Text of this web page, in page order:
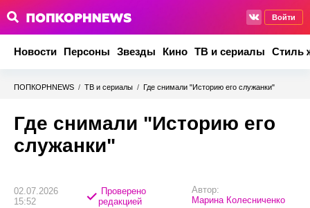
Войти
Новости Персоны Звезды Кино ТВ и сериалы Стиль
ПОПКОРНNEWS / ТВ и сериалы / Где снимали "Историю его служанки"
Где снимали "Историю его
служанки"
02.07.2026
15:52
Проверено
редакцией
Автор:
Марина Колесниченко